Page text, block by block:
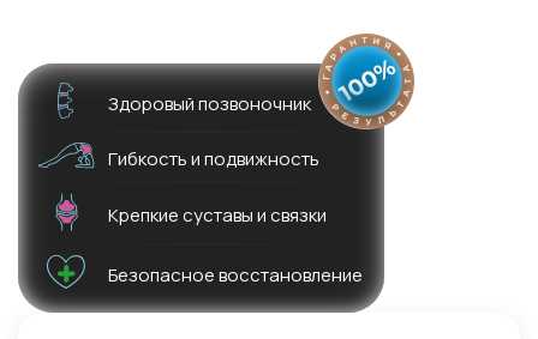
Здоровый позвоночник
Гибкость и подвижность
Крепкие суставы и связки
Безопасное восстановление